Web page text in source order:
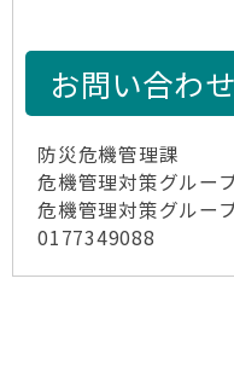
お問い合わせ
防災危機管理課
危機管理対策グルー
危機管理対策グルー
0177349088